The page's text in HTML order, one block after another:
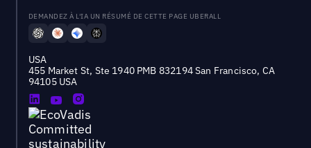
DEMANDEZ À L'IA UN RÉSUMÉ DE CETTE PAGE UBERALL
USA
455 Market St, Ste 1940 PMB 832194 San Francisco, CA
94105 USA